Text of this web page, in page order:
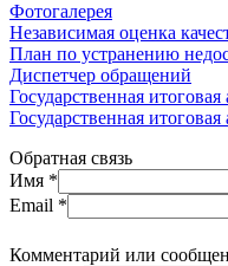
Фотогалерея
Независимая оценка
План по устранению
Диспетчер обращений
Государственная итоговая
Государственная итоговая
Обратная связь
Имя *
Email *
Комментарий или